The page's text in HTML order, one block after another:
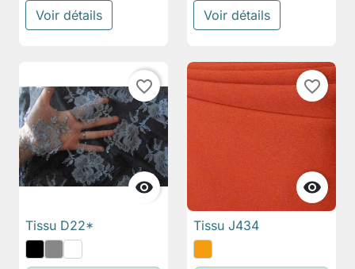
Voir détails Voir détails

favorite_border
Tissu D22*

favorite_border
Tissu J434